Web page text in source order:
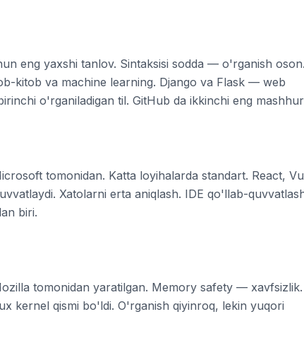
eng yaxshi tanlov. Sintaksisi sodda — o'rganish oson.
kitob va machine learning. Django va Flask — web
o'rganiladigan til. GitHub da ikkinchi eng
tomonidan. Katta loyihalarda standart. React,
Xatolarni erta aniqlash. IDE qo'llab-
biri.
tomonidan yaratilgan. Memory safety — xavfsizlik.
kernel qismi bo'ldi. O'rganish qiyinroq, lekin yuqori